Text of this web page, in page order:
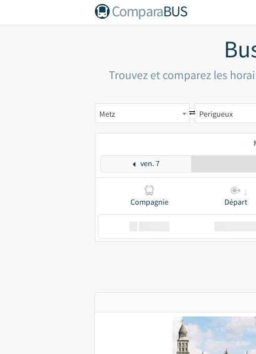
ComparaBUS
Trouvez et comparez les
Metz Perigueux
ven. 7
Compagnie Départ